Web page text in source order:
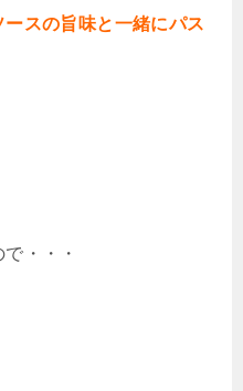
スの旨味と一緒にパス
・・・